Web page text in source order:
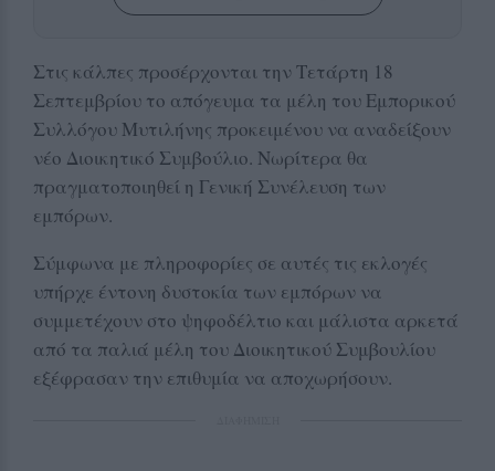
Στις κάλπες προσέρχονται την Τετάρτη 18
Σεπτεμβρίου το απόγευμα τα μέλη του Εμπορικού
Συλλόγου Μυτιλήνης προκειμένου να αναδείξουν
νέο Διοικητικό Συμβούλιο. Νωρίτερα θα
πραγματοποιηθεί η Γενική Συνέλευση των
εμπόρων.
Σύμφωνα με πληροφορίες σε αυτές τις εκλογές
υπήρχε έντονη δυστοκία των εμπόρων να
συμμετέχουν στο ψηφοδέλτιο και μάλιστα αρκετά
από τα παλιά μέλη του Διοικητικού Συμβουλίου
εξέφρασαν την επιθυμία να αποχωρήσουν.